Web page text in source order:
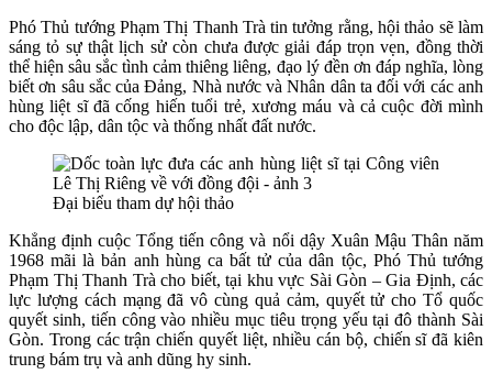
Phó Thủ tướng Phạm Thị Thanh Trà tin tưởng rằng, hội thảo sẽ làm
sáng tỏ sự thật lịch sử còn chưa được giải đáp trọn vẹn, đồng thời
thể hiện sâu sắc tình cảm thiêng liêng, đạo lý đền ơn đáp nghĩa, lòng
biết ơn sâu sắc của Đảng, Nhà nước và Nhân dân ta đối với các anh
hùng liệt sĩ đã cống hiến tuổi trẻ, xương máu và cả cuộc đời mình
cho độc lập, dân tộc và thống nhất đất nước.
Đại biểu tham dự hội thảo
Khẳng định cuộc Tổng tiến công và nổi dậy Xuân Mậu Thân năm
1968 mãi là bản anh hùng ca bất tử của dân tộc, Phó Thủ tướng
Phạm Thị Thanh Trà cho biết, tại khu vực Sài Gòn – Gia Định, các
lực lượng cách mạng đã vô cùng quả cảm, quyết tử cho Tổ quốc
quyết sinh, tiến công vào nhiều mục tiêu trọng yếu tại đô thành Sài
Gòn. Trong các trận chiến quyết liệt, nhiều cán bộ, chiến sĩ đã kiên
trung bám trụ và anh dũng hy sinh.